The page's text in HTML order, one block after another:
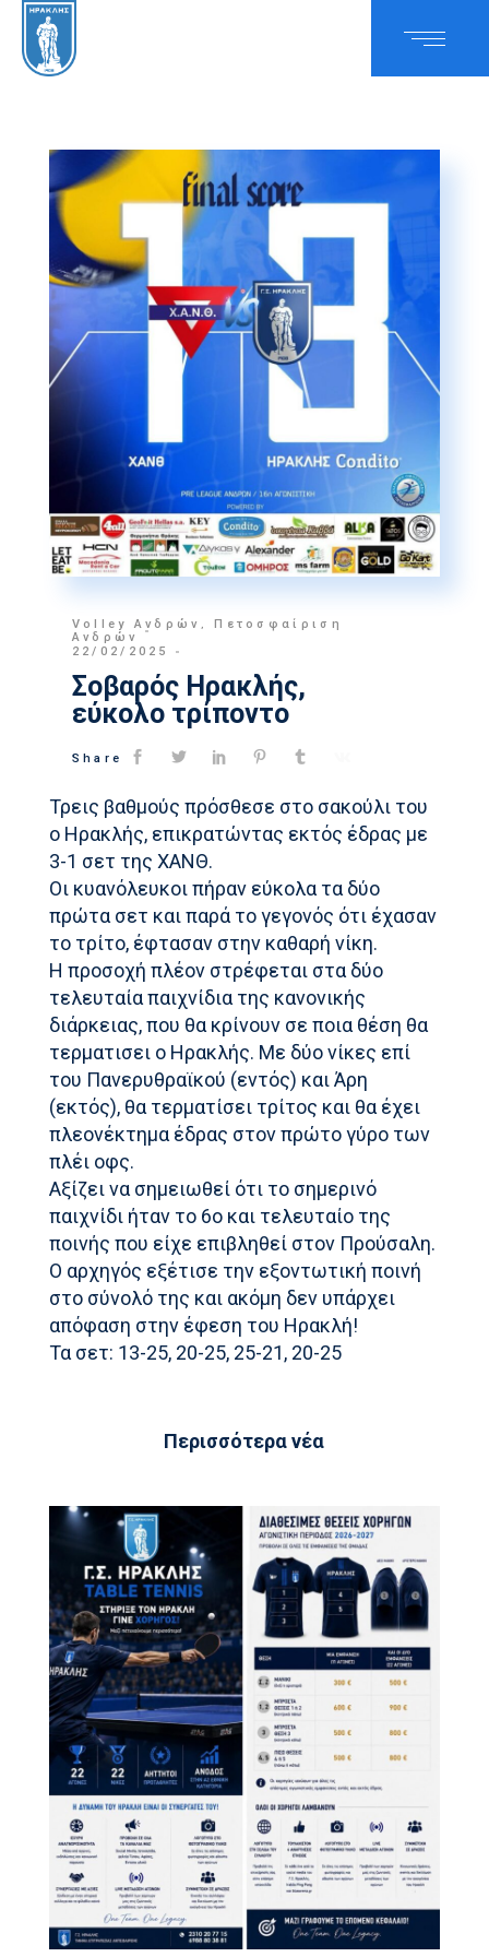
Volley Ανδρών ,Πετοσφαίριση
Ανδρών
22/02/2025
Σοβαρός Ηρακλής,
εύκολο τρίποντο
Share
Τρεις βαθμούς πρόσθεσε στο σακούλι του
ο Ηρακλής, επικρατώντας εκτός έδρας με
3-1 σετ της ΧΑΝΘ.
Οι κυανόλευκοι πήραν εύκολα τα δύο
πρώτα σετ και παρά το γεγονός ότι έχασαν
το τρίτο, έφτασαν στην καθαρή νίκη.
Η προσοχή πλέον στρέφεται στα δύο
τελευταία παιχνίδια της κανονικής
διάρκειας, που θα κρίνουν σε ποια θέση θα
τερματισει ο Ηρακλής. Με δύο νίκες επί
του Πανερυθραϊκού (εντός) και Άρη
(εκτός), θα τερματίσει τρίτος και θα έχει
πλεονέκτημα έδρας στον πρώτο γύρο των
πλέι οφς.
Αξίζει να σημειωθεί ότι το σημερινό
παιχνίδι ήταν το 6ο και τελευταίο της
ποινής που είχε επιβληθεί στον Προύσαλη.
Ο αρχηγός εξέτισε την εξοντωτική ποινή
στο σύνολό της και ακόμη δεν υπάρχει
απόφαση στην έφεση του Ηρακλή!
Τα σετ: 13-25, 20-25, 25-21, 20-25
Περισσότερα νέα